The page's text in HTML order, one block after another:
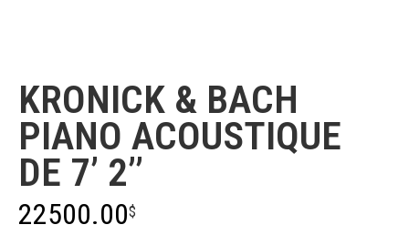
KRONICK & BACH
PIANO ACOUSTIQUE
DE 7’ 2’’
22500.00$